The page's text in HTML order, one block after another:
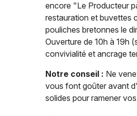
encore "Le Producteur
restauration et buvettes
pouliches bretonnes le
Ouverture de 10h à 19h
convivialité et ancrage
Notre conseil : Ne
vous font goûter avant
solides pour ramener